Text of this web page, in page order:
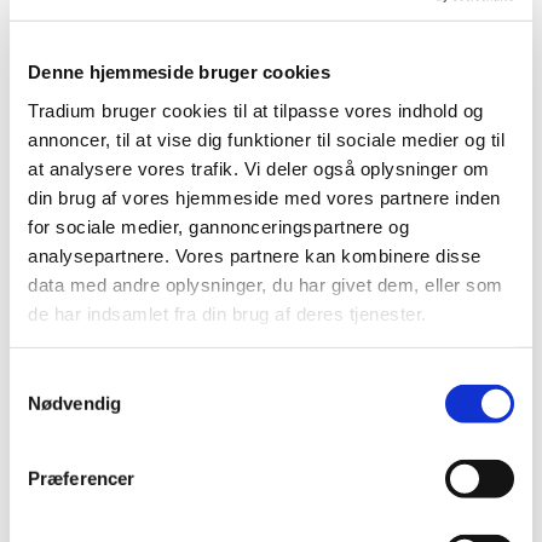
Denne hjemmeside bruger cookies
Tradium bruger cookies til at tilpasse vores indhold og
annoncer, til at vise dig funktioner til sociale medier og til
at analysere vores trafik. Vi deler også oplysninger om
din brug af vores hjemmeside med vores partnere inden
for sociale medier, gannonceringspartnere og
analysepartnere. Vores partnere kan kombinere disse
data med andre oplysninger, du har givet dem, eller som
de har indsamlet fra din brug af deres tjenester.
Nødvendig
Præferencer
NLP i kollegiale relationer
Mange konflikter mellem kolleger opstår ikke på grund af
store uenigheder, men fordi små misforståelser vokser.
NLP giver værktøjer til at opdage, hvordan vi kommunikerer
forskelligt:
Nogle er megetvisuelleog siger:"Jeg kan se, hvor vi
skal hen."
mavefornemmelse."
skaber vi klarhed og forståelse. Det er dyb kommunikation i